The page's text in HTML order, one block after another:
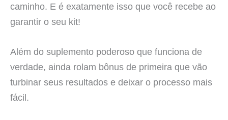
caminho. E é exatamente isso que você recebe ao
garantir o seu kit!
Além do suplemento poderoso que funciona de
verdade, ainda rolam bônus de primeira que vão
turbinar seus resultados e deixar o processo mais
fácil.